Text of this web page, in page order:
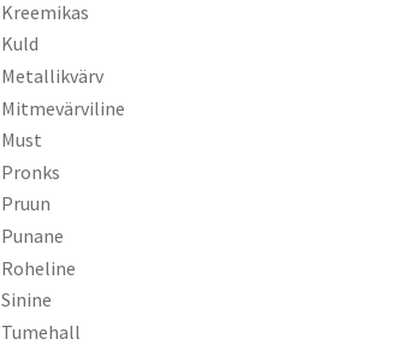
Kreemikas
Kuld
Metallikvärv
Mitmevärviline
Must
Pronks
Pruun
Punane
Roheline
Sinine
Tumehall